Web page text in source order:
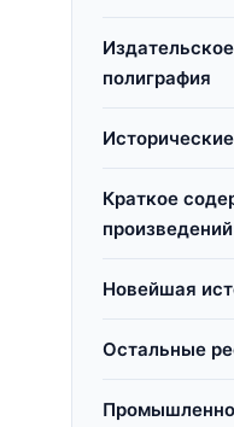
полиграфия
Краткое
произведений
Новейшая
Остальные